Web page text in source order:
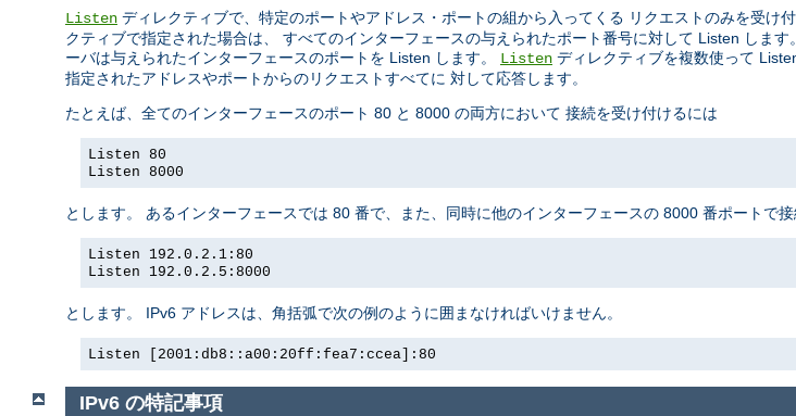
Listen ディレクティブで、特定のポートやアドレス・ポートの組から入ってくる リクエストのみを受け
クティブで指定された場合は、 すべてのインターフェースの与えられたポート番号に対して Listen しま
ーバは与えられたインターフェースのポートを Listen します。 Listen ディレクティブを複数使って
指定されたアドレスやポートからのリクエストすべてに 対して応答します。
たとえば、全てのインターフェースのポート 80 と 8000 の両方において 接続を受け付けるには
Listen 80
Listen 8000
とします。 あるインターフェースでは 80 番で、また、同時に他のインターフェースの 8000 番ポートで接
Listen 192.0.2.1:80
Listen 192.0.2.5:8000
とします。 IPv6 アドレスは、角括弧で次の例のように囲まなければいけません。
Listen [2001:db8::a00:20ff:fea7:ccea]:80
IPv6 の特記事項